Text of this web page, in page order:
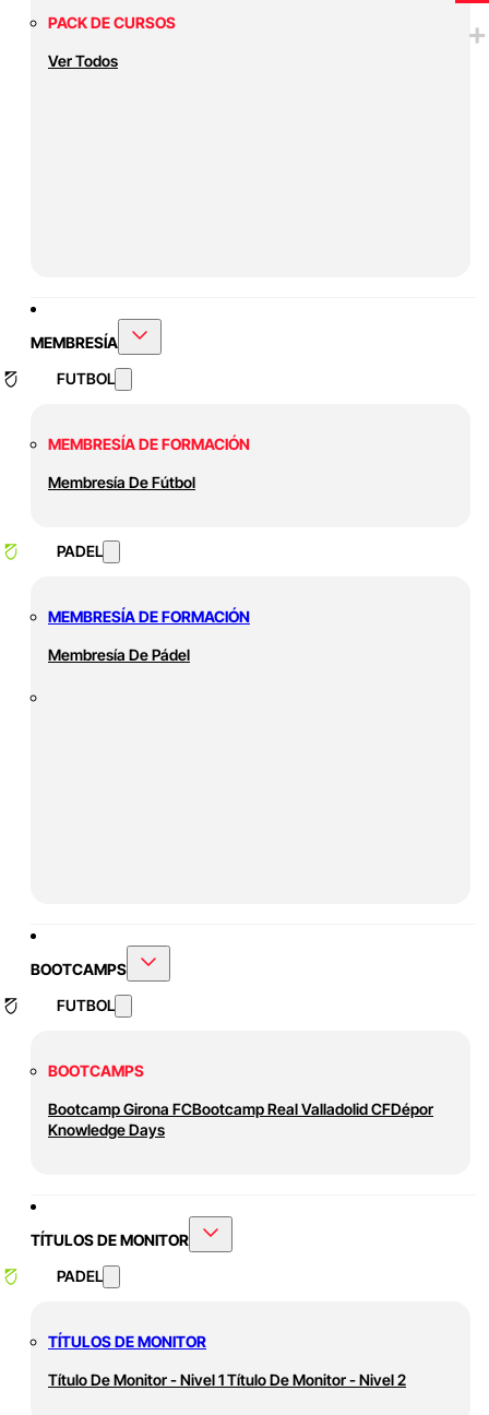
PACK DE CURSOS
Ver Todos
MEMBRESÍA
FUTBOL
MEMBRESÍA DE FORMACIÓN
Membresía De Fútbol
PADEL
MEMBRESÍA DE FORMACIÓN
Membresía De Pádel
BOOTCAMPS
FUTBOL
BOOTCAMPS
Bootcamp Girona FCBootcamp Real Valladolid CFDépor
Knowledge Days
TÍTULOS DE MONITOR
PADEL
TÍTULOS DE MONITOR
Título De Monitor - Nivel 1Título De Monitor - Nivel 2